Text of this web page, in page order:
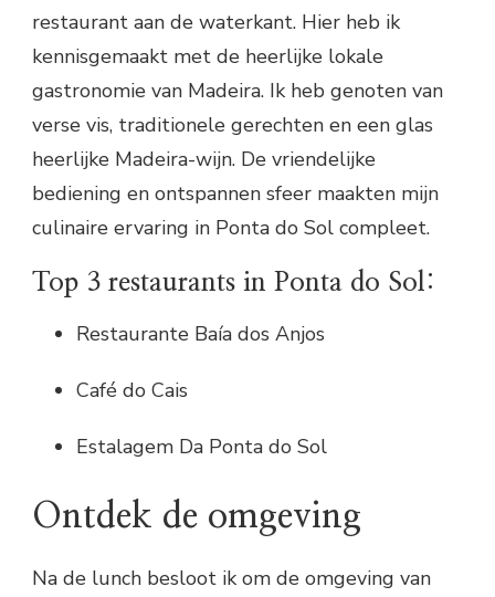
restaurant aan de waterkant. Hier heb ik
kennisgemaakt met de heerlijke lokale
gastronomie van Madeira. Ik heb genoten van
verse vis, traditionele gerechten en een glas
heerlijke Madeira-wijn. De vriendelijke
bediening en ontspannen sfeer maakten mijn
culinaire ervaring in Ponta do Sol compleet.
Top 3 restaurants in Ponta do Sol:
Restaurante Baía dos Anjos
Café do Cais
Estalagem Da Ponta do Sol
Ontdek de omgeving
Na de lunch besloot ik om de omgeving van